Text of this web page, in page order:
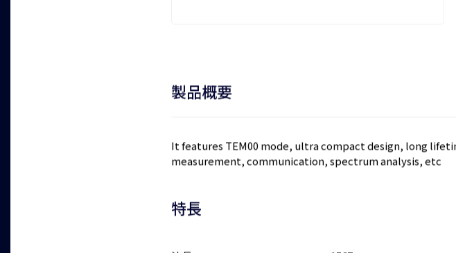
製品概要
It features TEM00 mode, ultra compact design, long
measurement, communication, spectrum analysis, etc
特長